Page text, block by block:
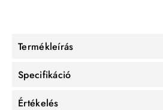
Termékleírás
Specifikáció
Értékelés